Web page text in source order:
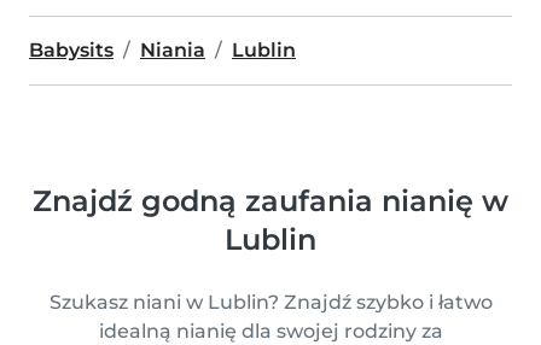
Babysits Niania Lublin
Znajdź godną zaufania nianię w
Lublin
Szukasz niani w Lublin? Znajdź szybko i łatwo
idealną nianię dla swojej rodziny za